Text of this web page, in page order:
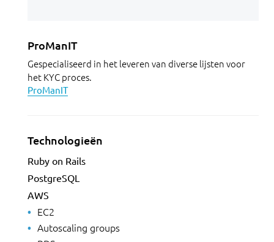
ProManIT
Gespecialiseerd in het leveren van diverse lijsten voor
het KYC proces.
ProManIT
Technologieën
Ruby on Rails
PostgreSQL
AWS
EC2
Autoscaling groups